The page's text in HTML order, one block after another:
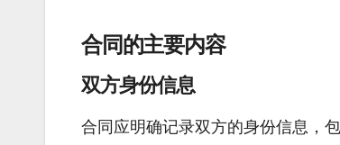
合同的主要内容
双方身份信息
合同应明确记录双方的身份信息，